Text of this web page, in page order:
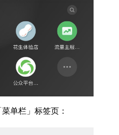
单栏」标签页：